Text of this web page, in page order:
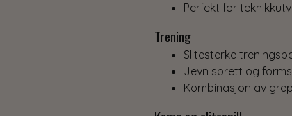
Perfekt for
Trening
Slitesterke
Jevn sprett og
Kombinasjon av